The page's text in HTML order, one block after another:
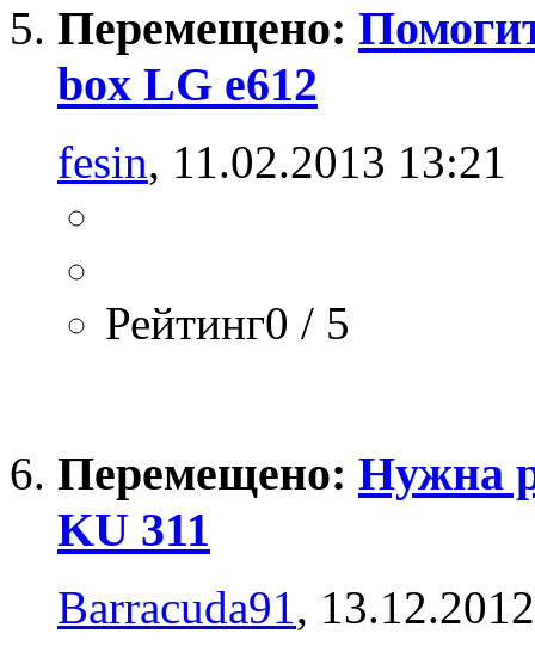
Перемещено:
box LG e612
fesin, 11.02.2013 13:21
Рейтинг0 / 5
Перемещено: Нужна
KU 311
Barracuda91 ,